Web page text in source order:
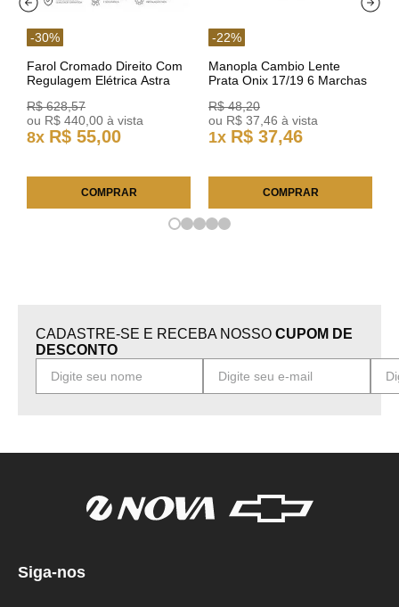
-30%
Farol Cromado Direito Com
Regulagem Elétrica Astra
R$ 628,57
ou R$ 440 00 à vista
8x R$ 55,00
COMPRAR
-22%
Manopla Cambio Lente
Prata Onix 17/19 6 Marchas
R$ 48,20
ou R$ 37 46 à vista
1x R$ 37,46
COMPRAR
CADASTRE-SE E RECEBA NOSSO CUPOM DE
DESCONTO
Siga-nos